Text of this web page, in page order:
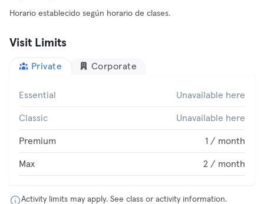
Horario establecido según horario de clases.
Visit Limits
Private Corporate
Essential Unavailable here
Classic Unavailable here
Premium 1 / month
Max 2 / month
Activity limits may apply. See class or activity information.